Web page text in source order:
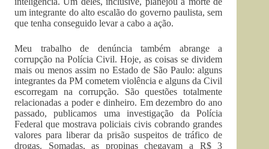
um integrante do alto escalão do governo paulista, sem
que tenha conseguido levar a cabo a ação.
Meu trabalho de denúncia também abrange a
corrupção na Polícia Civil. Hoje, as coisas se dividem
mais ou menos assim no Estado de São Paulo: alguns
integrantes da PM cometem violência e alguns da Civil
escorregam na corrupção. São questões totalmente
relacionadas a poder e dinheiro. Em dezembro do ano
passado, publicamos uma investigação da Polícia
Federal que mostrava policiais civis cobrando grandes
valores para liberar da prisão suspeitos de tráfico de
drogas. Somadas, as propinas chegavam a R$ 3